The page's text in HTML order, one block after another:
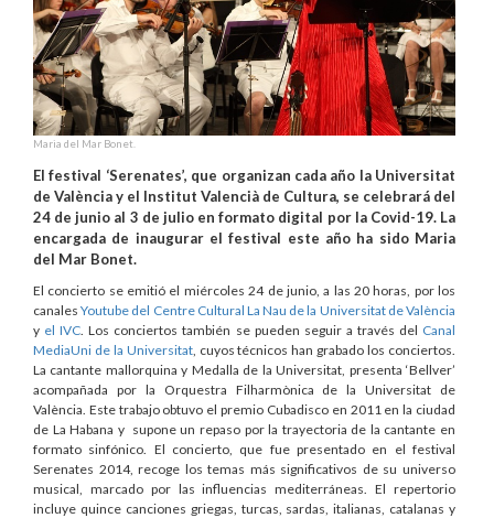
Maria del Mar Bonet.
El festival ‘Serenates’, que organizan cada año la Universitat
de València y el Institut Valencià de Cultura, se celebrará del
24 de junio al 3 de julio en formato digital por la Covid-19. La
encargada de inaugurar el festival este año ha sido Maria
del Mar Bonet.
El concierto se emitió el miércoles 24 de junio, a las 20 horas, por los
canalesYoutube del Centre Cultural La Nau de la Universitat de València
y el IVC. Los conciertos también se pueden seguir a través del Canal
MediaUni de la Universitat, cuyos técnicos han grabado los conciertos.
La cantante mallorquina y Medalla de la Universitat, presenta ‘Bellver’
acompañada por la Orquestra Filharmònica de la Universitat de
València. Este trabajo obtuvo el premio Cubadisco en 2011 en la ciudad
de La Habana y supone un repaso por la trayectoria de la cantante en
formato sinfónico. El concierto, que fue presentado en el festival
Serenates 2014, recoge los temas más significativos de su universo
musical, marcado por las influencias mediterráneas. El repertorio
incluye quince canciones griegas, turcas, sardas, italianas, catalanas y